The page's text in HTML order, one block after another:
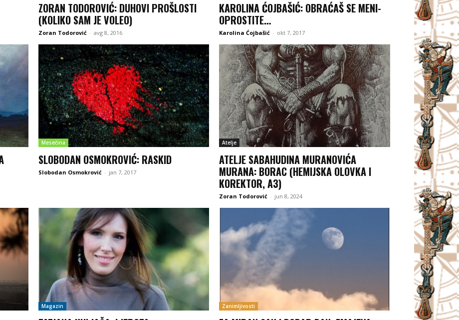
ZORAN TODOROVIĆ: DUHOVI PROŠLOSTI
(KOLIKO SAM JE VOLEO)
Zoran Todorović - avg 8, 2016
KAROLINA ĆOJBAŠIĆ: OBRAĆAŠ SE MENI-
OPROSTITE…
Karolina Ćojbašić - okt 7, 2017
Mesečina
SLOBODAN OSMOKROVIĆ: RASKID
Slobodan Osmokrović - jan 7, 2017
Atelje
ATELJE SABAHUDINA MURANOVIĆA
MURANA: BORAC (HEMIJSKA OLOVKA I
KOREKTOR, A3)
Zoran Todorović - jun 8, 2024
Magazin Zanimljivosti